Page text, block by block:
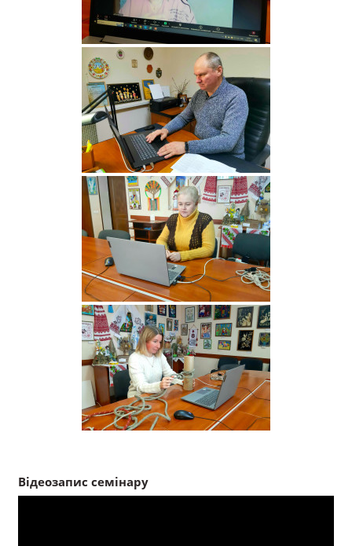
Відеозапис семінару